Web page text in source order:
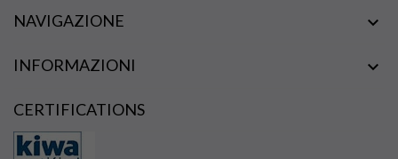
NAVIGAZIONE 
INFORMAZIONI 
CERTIFICATIONS